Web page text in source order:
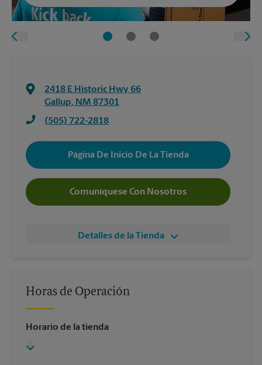
2418 E Historic Hwy 66
Gallup, NM 87301
(505) 722-2818
Página De Inicio De La Tienda
Comuníquese Con Nosotros
Detalles de la Tienda
Horas de Operación
Horario de la tienda